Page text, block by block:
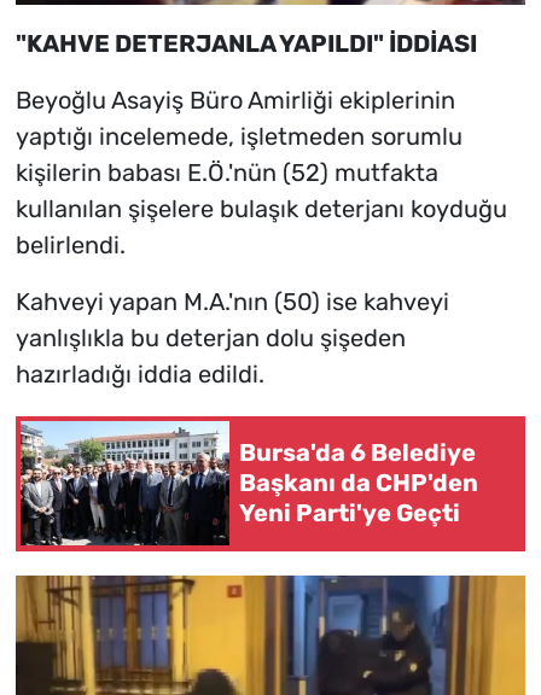
"KAHVE DETERJANLA YAPILDI" İDDİASI
Beyoğlu Asayiş Büro Amirliği ekiplerinin
yaptığı incelemede, işletmeden sorumlu
kişilerin babası E.Ö.'nün (52) mutfakta
kullanılan şişelere bulaşık deterjanı koyduğu
belirlendi.
Kahveyi yapan M.A.'nın (50) ise kahveyi
yanlışlıkla bu deterjan dolu şişeden
hazırladığı iddia edildi.
Bursa'da 6 Belediye
Başkanı da CHP'den
Yeni Parti'ye Geçti